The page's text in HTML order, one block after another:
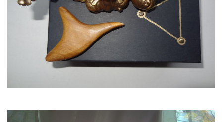
современном искусствах. Например,
минимализм весь состоит из повторов.
Со второй половины ХХ века наиболее
радикальные художники отказались от
делали свой собственный. И здесь повтор